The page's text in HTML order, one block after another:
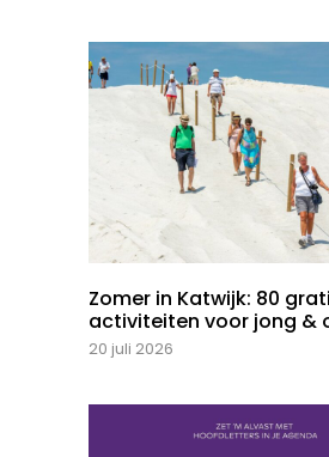
Zomer in Katwijk: 80
activiteiten voor jong &
20 juli 2026